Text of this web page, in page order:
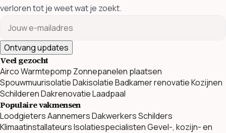
verloren tot je weet wat je zoekt.
Ontvang updates
Veel gezocht
AircoWarmtepomp Zonnepanelen plaatsen
SpouwmuurisolatieDakisolatieBadkamer renovatieKozijnen
SchilderenDakrenovatieLaadpaal
Populaire vakmensen
LoodgietersAannemersDakwerkersSchilders
KlimaatinstallateursIsolatiespecialistenGevel-, kozijn- en